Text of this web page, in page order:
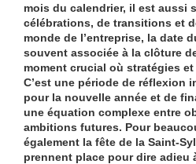
mois du calendrier, il est aussi
célébrations, de transitions et
monde de l’entreprise, la date
souvent associée à la clôture
moment crucial où stratégies
C’est une période de réflexion
pour la nouvelle année et de
une équation complexe entre
ambitions futures. Pour
également la fête de la Saint-
prennent place pour dire adieu